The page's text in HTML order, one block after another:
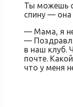
Ты можешь
спину —
— Мама, я
—
в наш клуб.
почте.
что у меня